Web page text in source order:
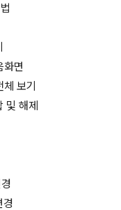
화면
보기
및 해제
경